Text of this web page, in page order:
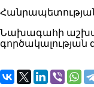
Նախագահի